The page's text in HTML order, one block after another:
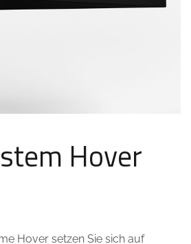
Hover
Hover setzen Sie sich auf